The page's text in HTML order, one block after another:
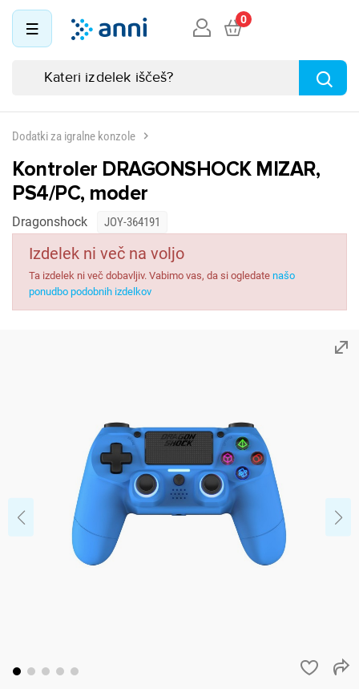
0
Dodatki za igralne konzole
Kontroler DRAGONSHOCK MIZAR,
PS4/PC, moder
Dragonshock JOY-364191
Izdelek ni več na voljo
Ta izdelek ni več dobavljiv. Vabimo vas, da si ogledate našo
ponudbo podobnih izdelkov